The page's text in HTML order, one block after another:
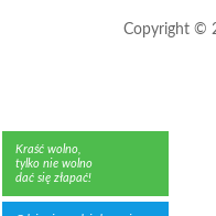
Kraść wolno,
tylko nie wolno
dać się złapać!
Copyright ©